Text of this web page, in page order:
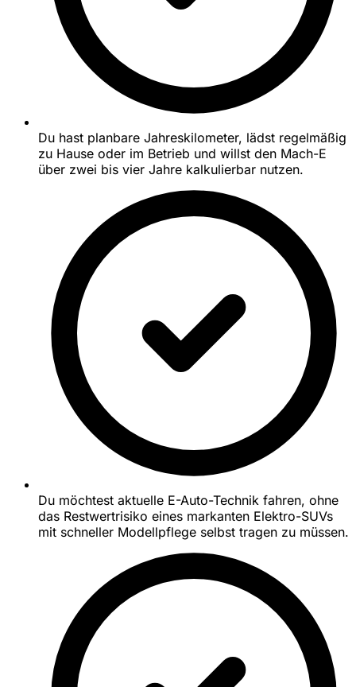
Du hast planbare Jahreskilometer, lädst regelmäßig
zu Hause oder im Betrieb und willst den Mach-E
über zwei bis vier Jahre kalkulierbar nutzen.
Du möchtest aktuelle E-Auto-Technik fahren, ohne
das Restwertrisiko eines markanten Elektro-SUVs
mit schneller Modellpflege selbst tragen zu müssen.